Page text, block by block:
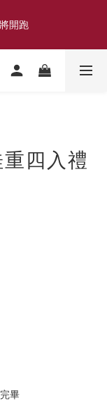
開跑
列 手捧花｜5月–7月
四入禮
畢